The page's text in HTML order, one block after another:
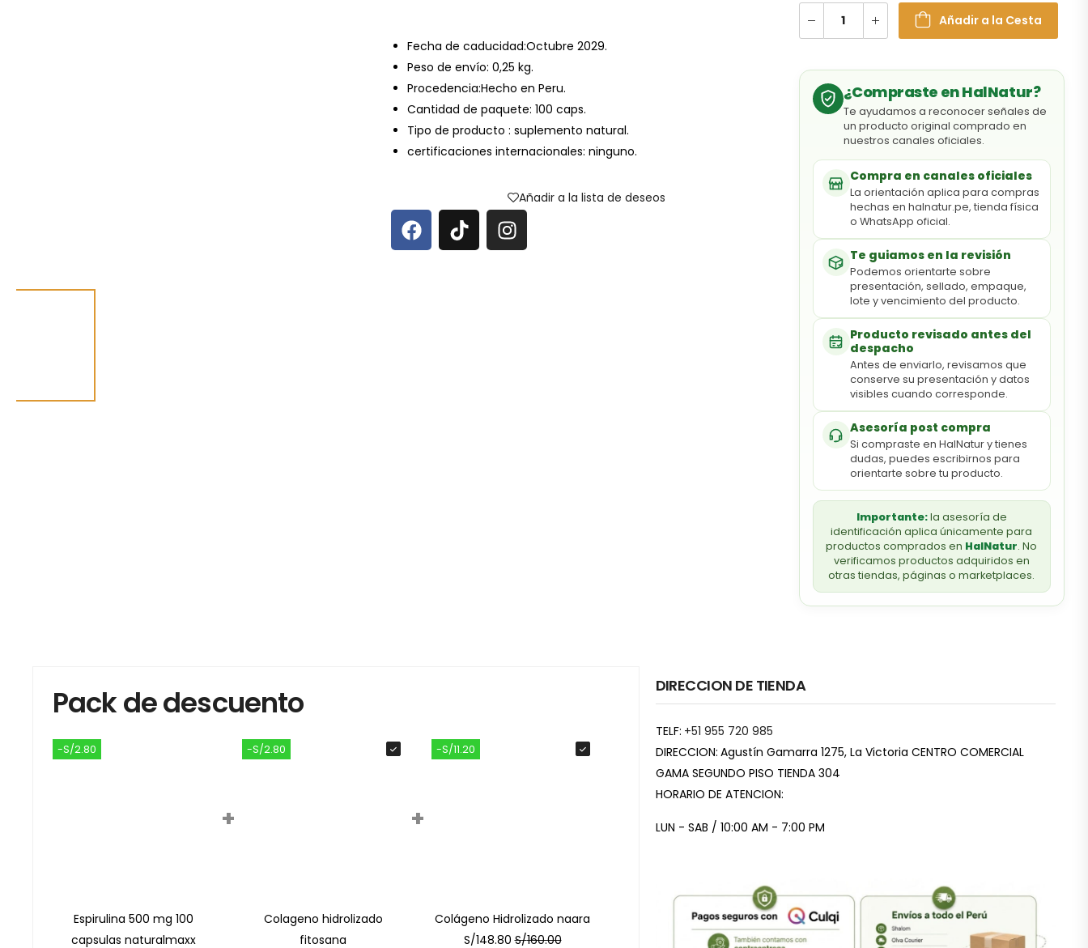
Fecha de caducidad:Octubre 2029.
Peso de envío: 0,25 kg.
Procedencia:Hecho en Peru.
Cantidad de paquete: 100 caps.
Tipo de producto : suplemento natural.
certificaciones internacionales: ninguno.
Añadir a la lista de deseos
Añadir a la Cesta
¿Compraste en HalNatur?
Te ayudamos a reconocer señales de
un producto original comprado en
nuestros canales oficiales.
Compra en canales oficiales
La orientación aplica para compras
hechas en halnatur.pe, tienda física
o WhatsApp oficial.
Te guiamos en la revisión
Podemos orientarte sobre
presentación, sellado, empaque,
lote y vencimiento del producto.
Producto revisado antes del
despacho
Antes de enviarlo, revisamos que
conserve su presentación y datos
visibles cuando corresponde.
Asesoría post compra
Si compraste en HalNatur y tienes
dudas, puedes escribirnos para
orientarte sobre tu producto.
Importante:la asesoría de
identificación aplica únicamente para
productos comprados en HalNatur. No
verificamos productos adquiridos en
otras tiendas, páginas o marketplaces.
Pack de descuento
-S/2.80
Espirulina 500 mg 100
capsulas naturalmaxx
+
-S/2.80
Colageno hidrolizado
fitosana
+
-S/11.20
Colágeno Hidrolizado naara
S/148.80 S/160.00
DIRECCION DE TIENDA
TELF: +51 955 720 985
DIRECCION: Agustín Gamarra 1275, La Victoria CENTRO COMERCIAL
GAMA SEGUNDO PISO TIENDA 304
HORARIO DE ATENCION:
LUN - SAB / 10:00 AM - 7:00 PM